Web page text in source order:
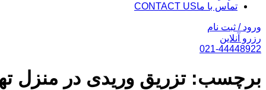
تماس با ماCONTACT US
ورود / ثبت نام
رزرو آنلاین
021-44448922
برچسب:تزریق وریدی در منزل